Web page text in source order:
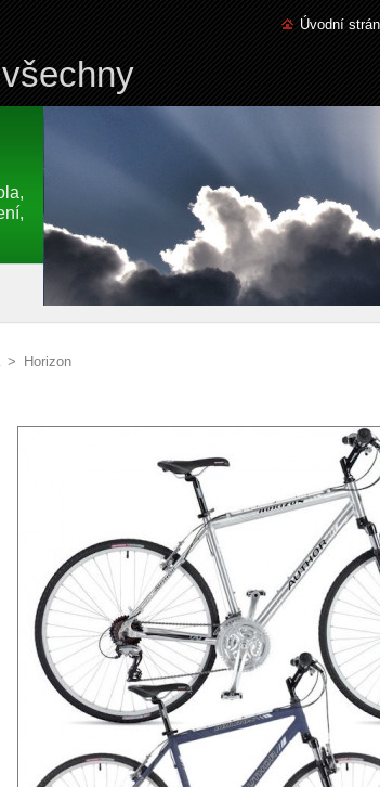
Úvodní
> Horizon